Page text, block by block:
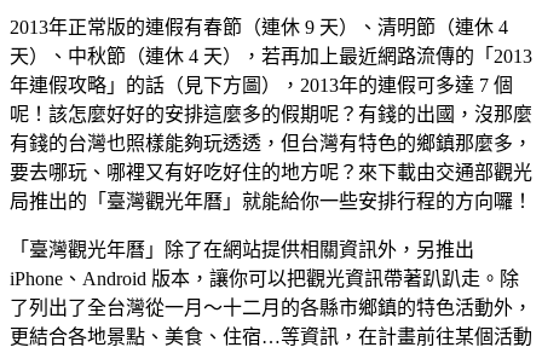
2013年正常版的連假有春節（連休 9 天）、清明節（連休 4
天）、中秋節（連休 4 天），若再加上最近網路流傳的「2013
年連假攻略」的話（見下方圖），2013年的連假可多達 7 個
呢！該怎麼好好的安排這麼多的假期呢？有錢的出國，沒那麼
有錢的台灣也照樣能夠玩透透，但台灣有特色的鄉鎮那麼多，
要去哪玩、哪裡又有好吃好住的地方呢？來下載由交通部觀光
局推出的「臺灣觀光年曆」就能給你一些安排行程的方向囉！
「臺灣觀光年曆」除了在網站提供相關資訊外，另推出
iPhone、Android 版本，讓你可以把觀光資訊帶著趴趴走。除
了列出了全台灣從一月～十二月的各縣市鄉鎮的特色活動外，
更結合各地景點、美食、住宿…等資訊，在計畫前往某個活動